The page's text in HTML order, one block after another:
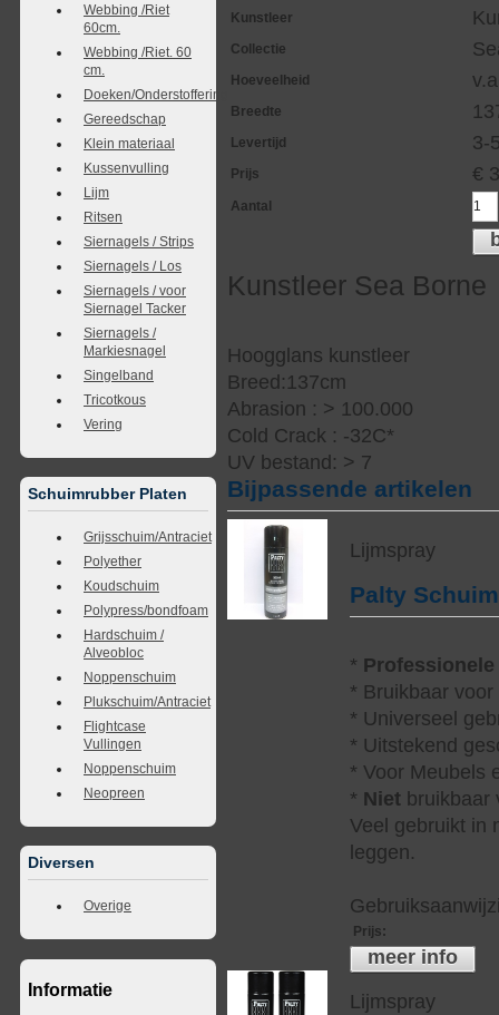
Webbing /Riet
60cm.
Webbing /Riet. 60
cm.
Doeken/Onderstoffering
Gereedschap
Klein materiaal
Kussenvulling
Lijm
Ritsen
Siernagels / Strips
Siernagels / Los
Siernagels / voor
Siernagel Tacker
Siernagels /
Markiesnagel
Singelband
Tricotkous
Vering
Schuimrubber Platen
Grijsschuim/Antraciet
Polyether
Koudschuim
Polypress/bondfoam
Hardschuim /
Alveobloc
Noppenschuim
Plukschuim/Antraciet
Flightcase
Vullingen
Noppenschuim
Neopreen
Diversen
Overige
Informatie
Kunstleer
Collectie
Hoeveelheid
Breedte
Levertijd 3-
Prijs €
Aantal
Kunstleer Sea Borne
Hoogglans kunstleer
Breed:137cm
Abrasion : > 100.000
Cold Crack : -32C*
UV bestand: > 7
Bijpassende artikelen
Lijmspray
Palty
* Professionele
* Bruikbaar
* Universeel
* Uitstekend
* Voor Meubels
* Niet bruikbaar
Veel gebruikt in
leggen.
Prijs:
meer info
Lijmspray